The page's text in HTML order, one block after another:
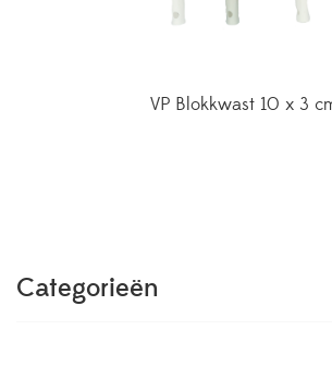
VP Blokkwast 10 x 3
Categorieën